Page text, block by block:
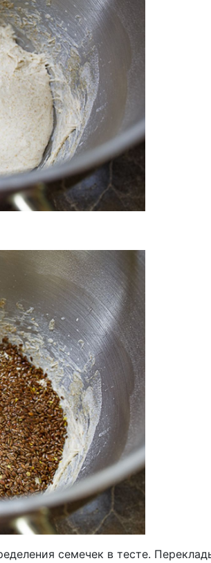
семечек в тесте.